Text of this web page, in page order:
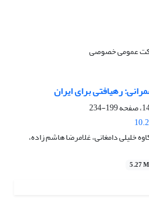
عمومی خصوصی
رهیافتی برای ایران
199-234
خلیلی دامغانی، غلامرضا هاشم زاده،
5.27 M